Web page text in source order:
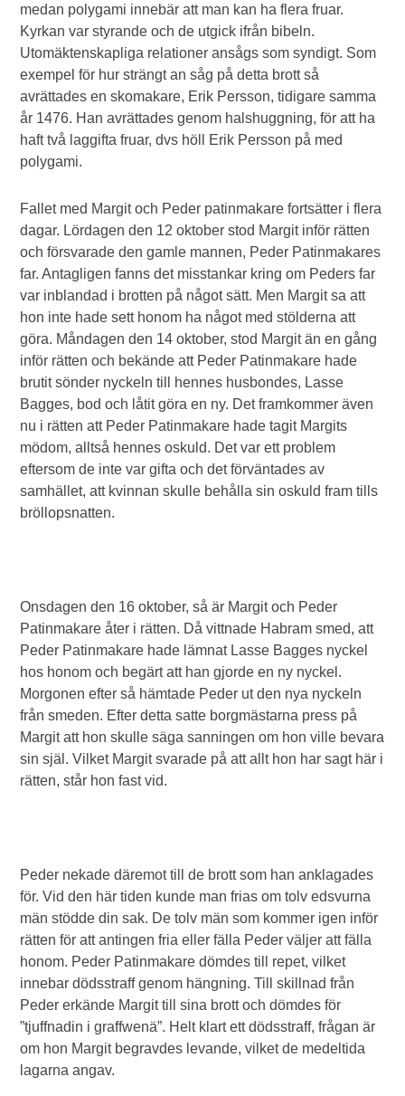
medan polygami innebär att man kan ha flera fruar.
Kyrkan var styrande och de utgick ifrån bibeln.
Utomäktenskapliga relationer ansågs som syndigt. Som
exempel för hur strängt an såg på detta brott så
avrättades en skomakare, Erik Persson, tidigare samma
år 1476. Han avrättades genom halshuggning, för att ha
haft två laggifta fruar, dvs höll Erik Persson på med
polygami.
Fallet med Margit och Peder patinmakare fortsätter i flera
dagar. Lördagen den 12 oktober stod Margit inför rätten
och försvarade den gamle mannen, Peder Patinmakares
far. Antagligen fanns det misstankar kring om Peders far
var inblandad i brotten på något sätt. Men Margit sa att
hon inte hade sett honom ha något med stölderna att
göra. Måndagen den 14 oktober, stod Margit än en gång
inför rätten och bekände att Peder Patinmakare hade
brutit sönder nyckeln till hennes husbondes, Lasse
Bagges, bod och låtit göra en ny. Det framkommer även
nu i rätten att Peder Patinmakare hade tagit Margits
mödom, alltså hennes oskuld. Det var ett problem
eftersom de inte var gifta och det förväntades av
samhället, att kvinnan skulle behålla sin oskuld fram tills
bröllopsnatten.
Onsdagen den 16 oktober, så är Margit och Peder
Patinmakare åter i rätten. Då vittnade Habram smed, att
Peder Patinmakare hade lämnat Lasse Bagges nyckel
hos honom och begärt att han gjorde en ny nyckel.
Morgonen efter så hämtade Peder ut den nya nyckeln
från smeden. Efter detta satte borgmästarna press på
Margit att hon skulle säga sanningen om hon ville bevara
sin själ. Vilket Margit svarade på att allt hon har sagt här i
rätten, står hon fast vid.
Peder nekade däremot till de brott som han anklagades
för. Vid den här tiden kunde man frias om tolv edsvurna
män stödde din sak. De tolv män som kommer igen inför
rätten för att antingen fria eller fälla Peder väljer att fälla
honom. Peder Patinmakare dömdes till repet, vilket
innebar dödsstraff genom hängning. Till skillnad från
Peder erkände Margit till sina brott och dömdes för
”tjuffnadin i graffwenä”. Helt klart ett dödsstraff, frågan är
om hon Margit begravdes levande, vilket de medeltida
lagarna angav.